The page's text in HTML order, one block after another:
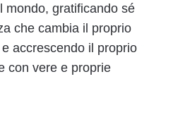
mondo, gratificando sé
che cambia il proprio
accrescendo il proprio
con vere e proprie